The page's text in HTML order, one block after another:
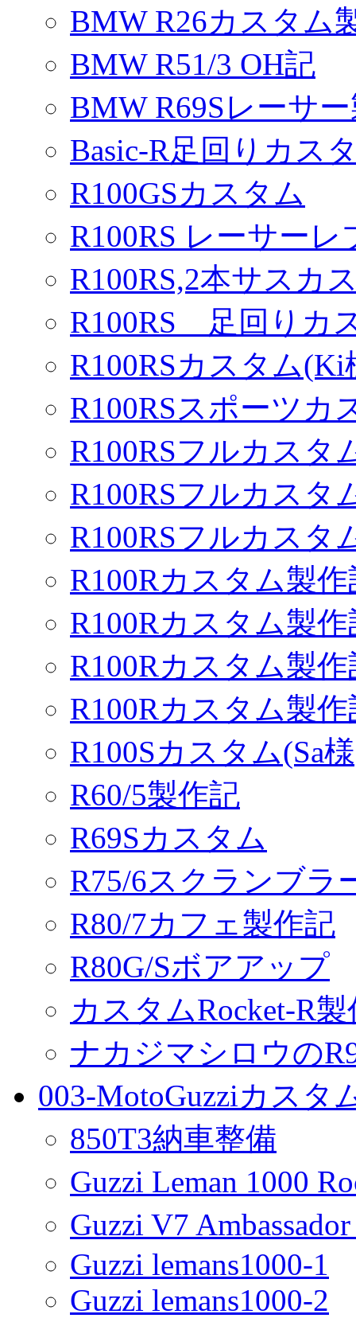
BMW R26カスタム
BMW R51/3 OH記
BMW R69Sレーサ
Basic-R足回りカス
R100GSカスタム
R100RS レーサー
R100RS,2本サスカ
R100RS 足回りカ
R100RSカスタム(Ki
R100RSスポーツカ
R100RSフルカスタ
R100RSフルカスタ
R100RSフルカスタ
R100Rカスタム製作
R100Rカスタム製作
R100Rカスタム製作
R100Rカスタム製
R100Sカスタム(Sa
R60/5製作記
R69Sカスタム
R75/6スクランブラ
R80/7カフェ製作記
R80G/Sボアアップ
カスタムRocket-R
ナカジマシロウの
003-MotoGuzziカスタ
850T3納車整備
Guzzi Leman 1000
Guzzi V7
Guzzi lemans1000-1
Guzzi lemans1000-2